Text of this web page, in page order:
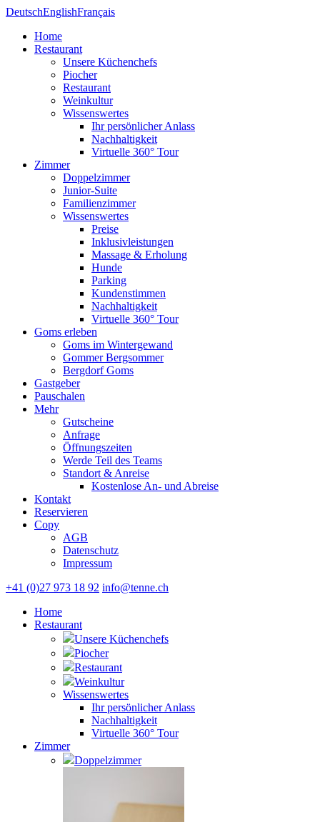
DeutschEnglishFrançais
Home
Restaurant
Unsere Küchenchefs
Piocher
Restaurant
Weinkultur
Wissenswertes
Ihr persönlicher Anlass
Nachhaltigkeit
Virtuelle 360° Tour
Zimmer
Doppelzimmer
Junior-Suite
Familienzimmer
Wissenswertes
Preise
Inklusivleistungen
Massage & Erholung
Hunde
Parking
Kundenstimmen
Nachhaltigkeit
Virtuelle 360° Tour
Goms erleben
Goms im Wintergewand
Gommer Bergsommer
Bergdorf Goms
Gastgeber
Pauschalen
Mehr
Gutscheine
Anfrage
Öffnungszeiten
Werde Teil des Teams
Standort & Anreise
Kostenlose An- und Abreise
Kontakt
Reservieren
Copy
AGB
Datenschutz
Impressum
+41 (0)27 973 18 92 info@tenne.ch
Home
Restaurant
Unsere Küchenchefs
Piocher
Restaurant
Weinkultur
Wissenswertes
Ihr persönlicher Anlass
Nachhaltigkeit
Virtuelle 360° Tour
Zimmer
Doppelzimmer